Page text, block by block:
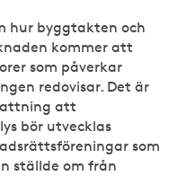
hur byggtakten och
kommer att
som påverkar
redovisar. Det är
att
bör utvecklas
som
ställde om från